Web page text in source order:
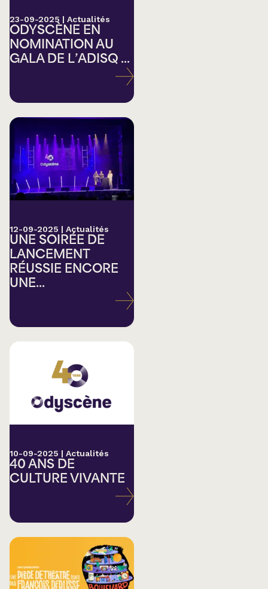
23-09-2025 | Actualités
ODYSCÈNE EN
NOMINATION AU
GALA DE L’ADISQ ...
12-09-2025 | Actualités
UNE SOIRÉE DE
LANCEMENT
RÉUSSIE ENCORE
UNE...
10-09-2025 | Actualités
40 ANS DE
CULTURE VIVANTE